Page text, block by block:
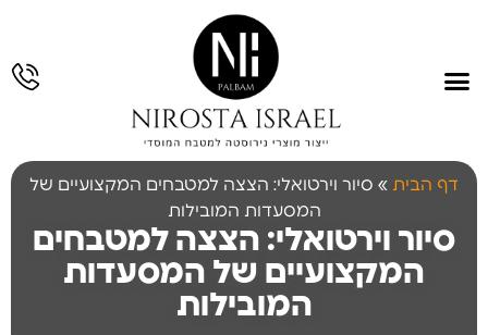
דף הבית » סיור וירטואלי: הצצה למטבחים המקצועיים של
המסעדות המובילות
סיור וירטואלי: הצצה למטבחים
המקצועיים של המסעדות
המובילות